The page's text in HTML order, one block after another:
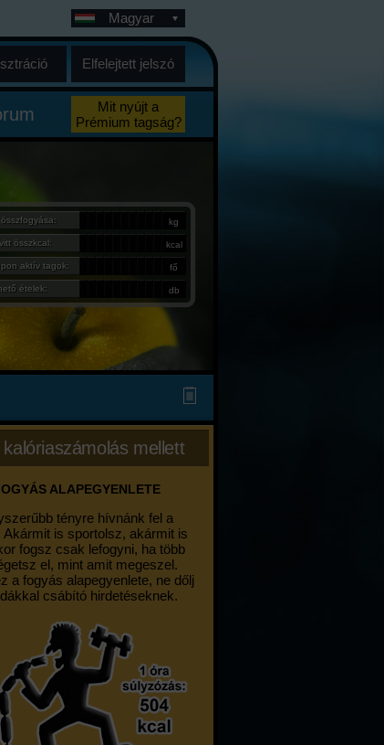
Magyar
Elfelejtett jelszó
Mit nyújt a
Prémium tagság?
kg
összkcal: kcal
aktív tagok: fő
ételek: db
mellett
ALAPEGYENLETE
tényre hívnánk fel a
Akármit is sportolsz, akármit is
fogsz csak lefogyni, ha több
el, mint amit megeszel.
a fogyás alapegyenlete, ne dőlj
csábító hirdetéseknek.